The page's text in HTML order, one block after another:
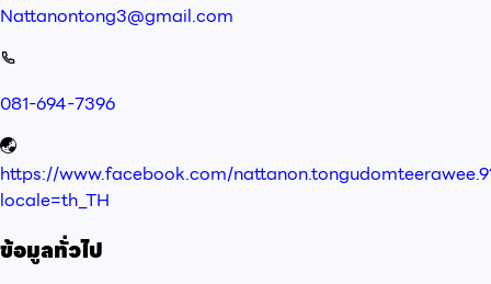
Nattanontong3@gmail.com
081-694-7396
https://www.facebook.com/
locale=th_TH
ข้อมูลทั่วไป